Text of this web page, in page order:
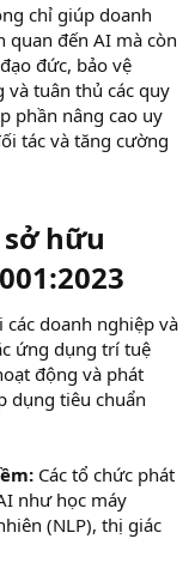
chỉ giúp doanh
quan đến AI mà còn
đức, bảo vệ
tuân thủ các quy
phần nâng cao uy
tác và tăng cường
hữu
các doanh nghiệp và
ứng dụng trí tuệ
động và phát
dụng tiêu chuẩn
Các tổ chức phát
như học máy
(NLP), thị giác